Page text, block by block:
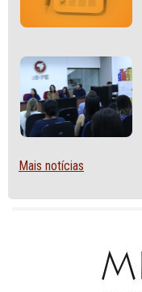
Mais notícias